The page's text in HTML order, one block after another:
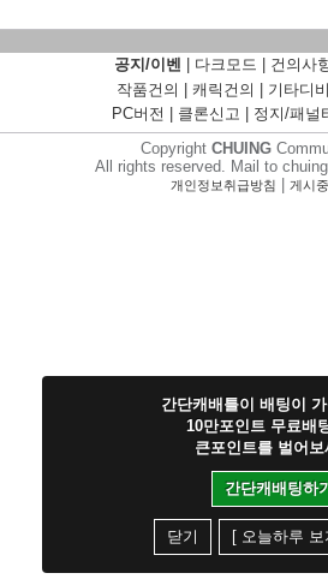
공지/이벤 다크모드 건의사
작품건의
캐릭건의 기타디비
PC버전
클론신고 정지/패널
Copyright CHUING
All rights reserved. Mail to
개인정보취급방침 게시
간단캐배틀이 배팅이
10만포인트 무료배
큰포인트를 벌어보
간단캐배팅하기
닫기 [ 오늘하루